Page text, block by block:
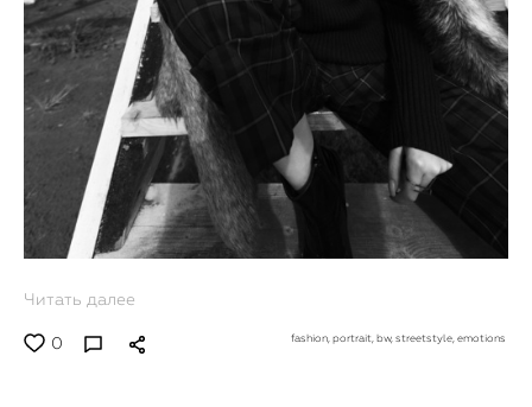
Читать далее
0 fashion, portrait, bw, streetstyle, emotions